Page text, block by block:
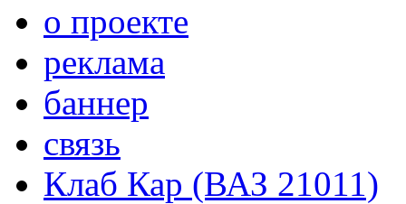
о проекте
реклама
баннер
связь
Клаб Кар (ВАЗ 21011)